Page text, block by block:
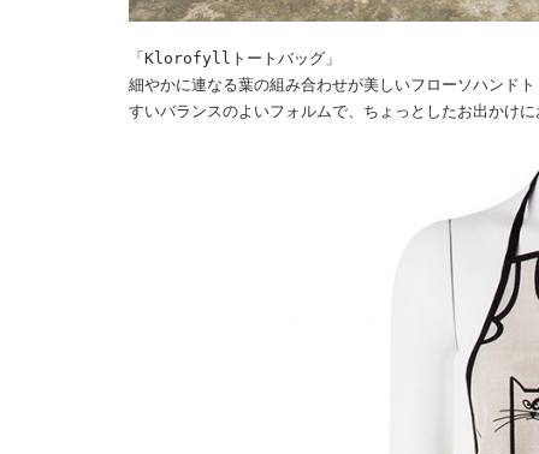
「Klorofyllトートバッグ」
細やかに連なる葉の組み合わせが美しいフローソハンド
すいバランスのよいフォルムで、ちょっとしたお出かけ